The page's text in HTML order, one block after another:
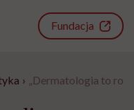
Fundacja
› „Dermatologia to